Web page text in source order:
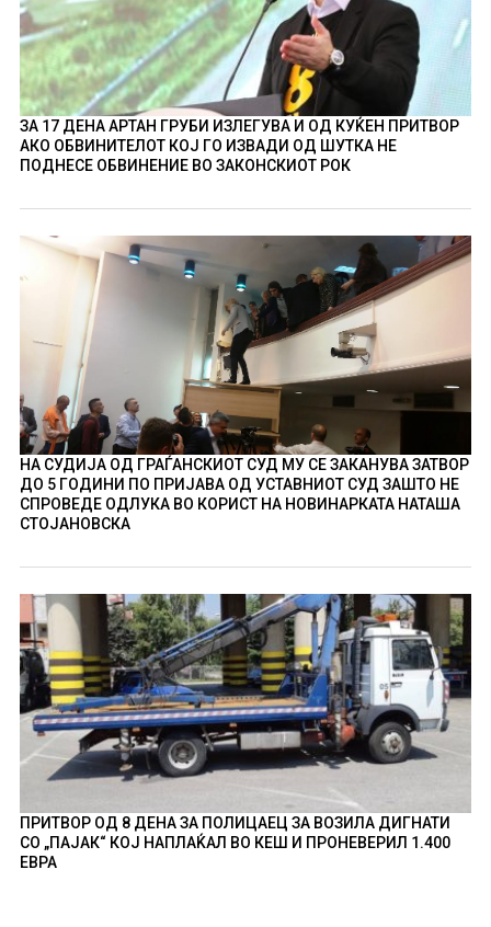
ЗА 17 ДЕНА АРТАН ГРУБИ ИЗЛЕГУВА И ОД КУЌЕН ПРИТВОР
АКО ОБВИНИТЕЛОТ КОЈ ГО ИЗВАДИ ОД ШУТКА НЕ
ПОДНЕСЕ ОБВИНЕНИЕ ВО ЗАКОНСКИОТ РОК
НА СУДИЈА ОД ГРАЃАНСКИОТ СУД МУ СЕ ЗАКАНУВА ЗАТВОР
ДО 5 ГОДИНИ ПО ПРИЈАВА ОД УСТАВНИОТ СУД ЗАШТО НЕ
СПРОВЕДЕ ОДЛУКА ВО КОРИСТ НА НОВИНАРКАТА НАТАША
СТОЈАНОВСКА
ПРИТВОР ОД 8 ДЕНА ЗА ПОЛИЦАЕЦ ЗА ВОЗИЛА ДИГНАТИ
СО „ПАЈАК“ КОЈ НАПЛАЌАЛ ВО КЕШ И ПРОНЕВЕРИЛ 1.400
ЕВРА